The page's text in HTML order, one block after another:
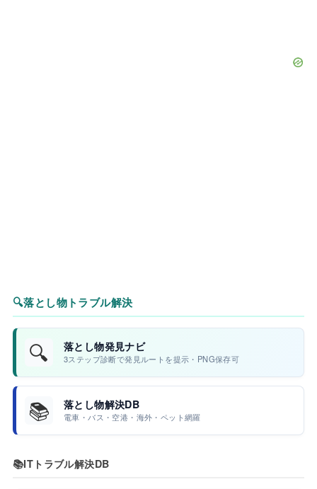
🔍落とし物トラブル解決
🔍 落とし物発見ナビ
3ステップ診断で発見ルートを提示・PNG保存可
📚 落とし物解決DB
電車・バス・空港・海外・ペット網羅
📚ITトラブル解決DB